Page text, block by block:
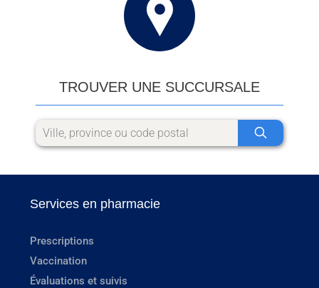
TROUVER UNE SUCCURSALE
Services en pharmacie
Prescriptions
Vaccination
Évaluations et suivis